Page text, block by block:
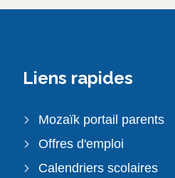
Liens rapides
Mozaïk portail parents
Offres d'emploi
Calendriers scolaires